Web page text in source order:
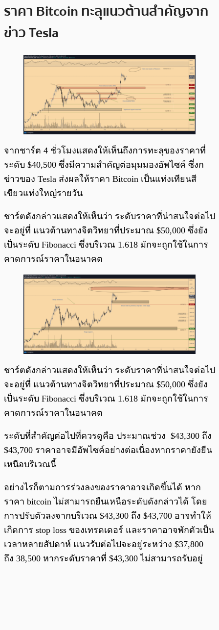
ราคา Bitcoin ทะลุแนวต้านสำคัญจาก
ข่าว Tesla
จากชาร์ต 4 ชั่วโมงแสดงให้เห็นถึงการทะลุของราคาที่
ระดับ $40,500 ซึ่งมีความสำคัญต่อมุมมองอัพไซค์ ซึ่งก
ข่าวของ Tesla ส่งผลให้ราคา Bitcoin เป็นแท่งเทียนสี
เขียวแท่งใหญ่รายวัน
ชาร์ตดังกล่าวแสดงให้เห็นว่า ระดับราคาที่น่าสนใจต่อไป
จะอยู่ที่ แนวต้านทางจิตวิทยาที่ประมาณ $50,000 ซึ่งยัง
เป็นระดับ Fibonacci ซึ่งบริเวณ 1.618 มักจะถูกใช้ในการ
คาดการณ์ราคาในอนาคต
ชาร์ตดังกล่าวแสดงให้เห็นว่า ระดับราคาที่น่าสนใจต่อไป
จะอยู่ที่ แนวต้านทางจิตวิทยาที่ประมาณ $50,000 ซึ่งยัง
เป็นระดับ Fibonacci ซึ่งบริเวณ 1.618 มักจะถูกใช้ในการ
คาดการณ์ราคาในอนาคต
ระดับที่สำคัญต่อไปที่ควรดูคือ ประมาณช่วง $43,300 ถึง
$43,700 ราคาอาจมีอัพไซค์อย่างต่อเนื่องหากราคายังยืน
เหนือบริเวณนี้
อย่างไรก็ตามการร่วงลงของราคาอาจเกิดขึ้นได้ หาก
ราคา bitcoin ไม่สามารถยืนเหนือระดับดังกล่าวได้ โดย
การปรับตัวลงจากบริเวณ $43,300 ถึง $43,700 อาจทำให้
เกิดการ stop loss ของเทรดเดอร์ และราคาอาจพักตัวเป็น
เวลาหลายสัปดาห์ แนวรับต่อไปจะอยู่ระหว่าง $37,800
ถึง 38,500 หากระดับราคาที่ $43,300 ไม่สามารถรับอยู่